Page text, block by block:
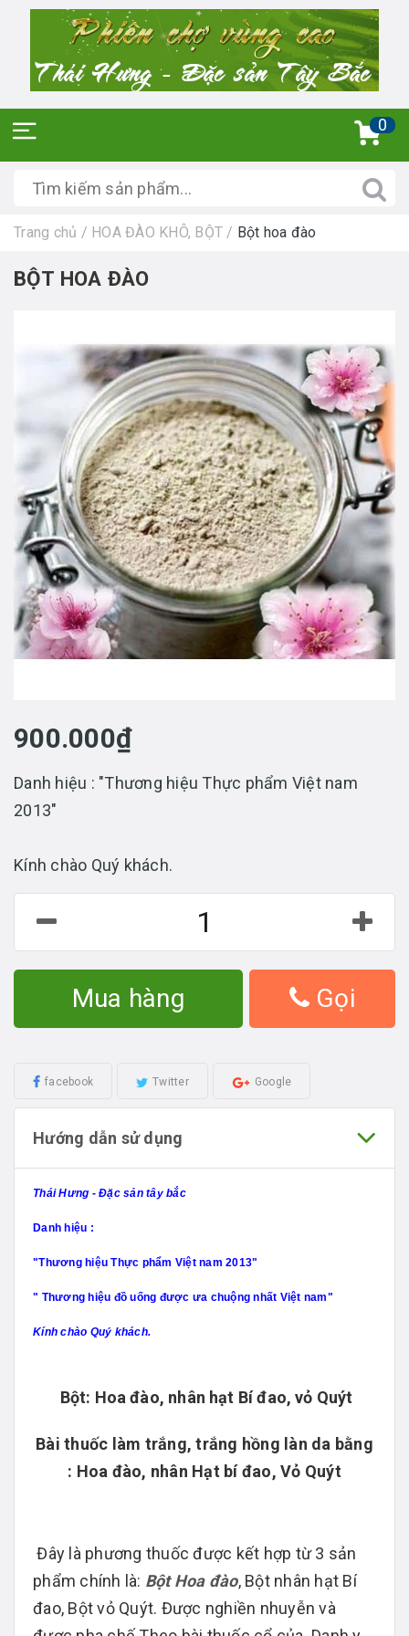
0
Trang chủ / HOA ĐÀO KHÔ, BỘT / Bột hoa đào
BỘT HOA ĐÀO
900.000₫
Danh hiệu : "Thương hiệu Thực phẩm Việt nam
2013"
Kính chào Quý khách.
Mua hàng Gọi
facebook Twitter Google
Hướng dẫn sử dụng
Thái Hưng - Đặc sản tây bắc
Danh hiệu :
"Thương hiệu Thực phẩm Việt nam 2013"
" Thương hiệu đồ uống được ưa chuộng nhất Việt nam"
Kính chào Quý khách.
Bột: Hoa đào, nhân hạt Bí đao, vỏ Quýt
Bài thuốc làm trắng, trắng hồng làn da bằng
: Hoa đào, nhân Hạt bí đao, Vỏ Quýt
Đây là phương thuốc được kết hợp từ 3 sản
phẩm chính là: Bột Hoa đào, Bột nhân hạt Bí
đao, Bột vỏ Quýt. Được nghiền nhuyễn và